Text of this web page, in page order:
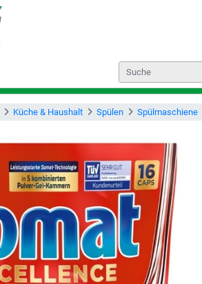
Küche & Haushalt Spülen Spülmaschiene